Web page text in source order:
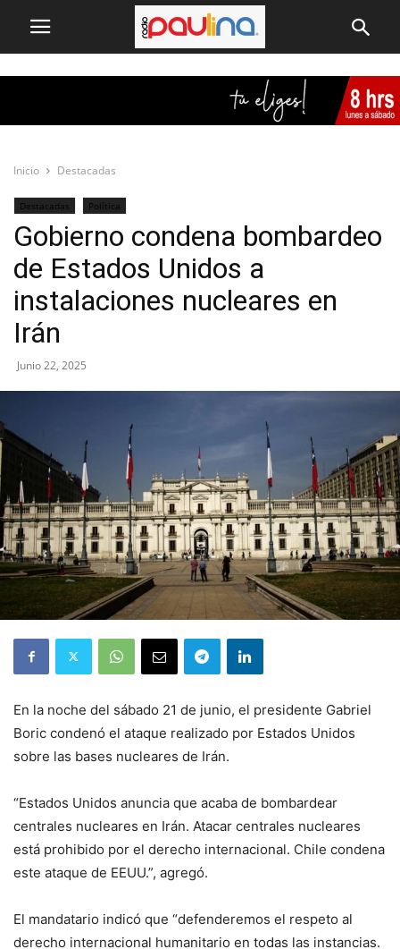
Inicio Destacadas
Destacadas Política
Gobierno condena bombardeo
de Estados Unidos a
instalaciones nucleares en
Irán
Junio 22, 2025
En la noche del sábado 21 de junio, el presidente Gabriel
Boric condenó el ataque realizado por Estados Unidos
sobre las bases nucleares de Irán.
“Estados Unidos anuncia que acaba de bombardear
centrales nucleares en Irán. Atacar centrales nucleares
está prohibido por el derecho internacional. Chile condena
este ataque de EEUU.”, agregó.
El mandatario indicó que “defenderemos el respeto al
derecho internacional humanitario en todas las instancias.